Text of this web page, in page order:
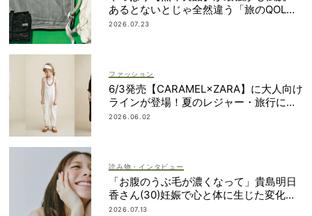
あるとないとじゃ全然違う「旅のQOL爆
上げアイテム」
2026.07.23
ファッション
6/3発売【CARAMEL×ZARA】に大人向け
ラインが登場！夏のレジャー・旅行にも
おすすめ
2026.06.02
読み物・インタビュー
「お腹のうぶ毛が濃くなって」貴島明日
香さん(30)妊娠で心と体に生じた変化も
「愛しいです」
2026.07.13